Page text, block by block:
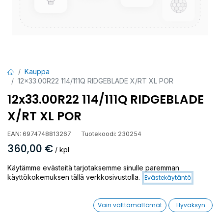
Kauppa
12x33.00R22 114/111Q RIDGEBLADE X/RT XL POR
12x33.00R22 114/111Q RIDGEBLADE
X/RT XL POR
EAN: 6974748813267 Tuotekoodi: 230254
360,00 € / kpl
Toimittajilla (ulkomaa):Saatavilla
Käytämme evästeitä tarjotaksemme sinulle paremman
käyttökokemuksen tällä verkkosivustolla. Evästekäytäntö
Vain välttämättömät Hyväksyn